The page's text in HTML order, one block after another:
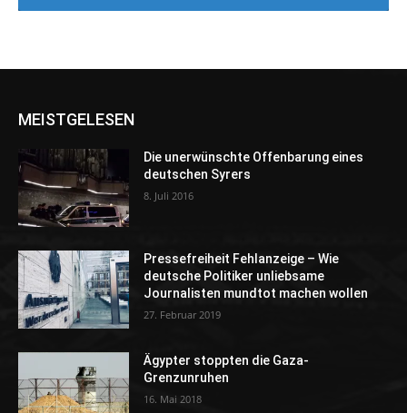
MEISTGELESEN
Die unerwünschte Offenbarung eines
deutschen Syrers
8. Juli 2016
Pressefreiheit Fehlanzeige – Wie
deutsche Politiker unliebsame
Journalisten mundtot machen wollen
27. Februar 2019
Ägypter stoppten die Gaza-
Grenzunruhen
16. Mai 2018